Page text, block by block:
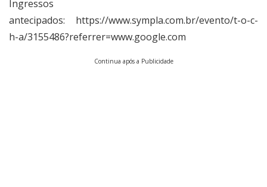
Ingressos
antecipados: https://www.sympla.com.br/evento/t-o-c-
h-a/3155486?referrer=www.google.com
Continua após a Publicidade